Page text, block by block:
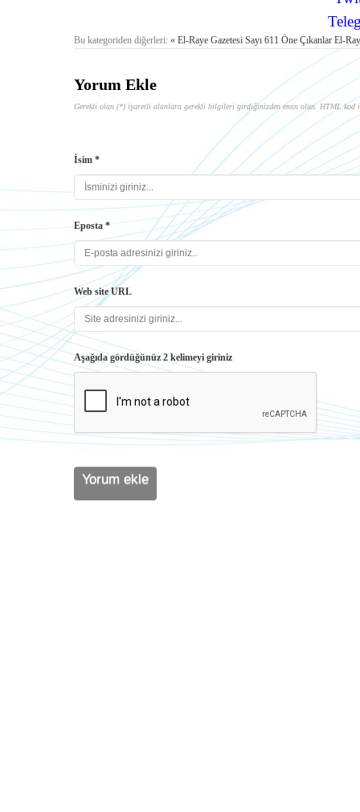
Bu kategoriden diğerleri: « El-Raye Gazetesi Sayı 611 Öne Çıkanlar El-
Yorum Ekle
Gerekli olan (*) işaretli alanlara gerekli bilgileri girdiğinizden emin olun. HTML kod
İsim *
Eposta *
Web site URL
Aşağıda gördüğünüz 2 kelimeyi giriniz